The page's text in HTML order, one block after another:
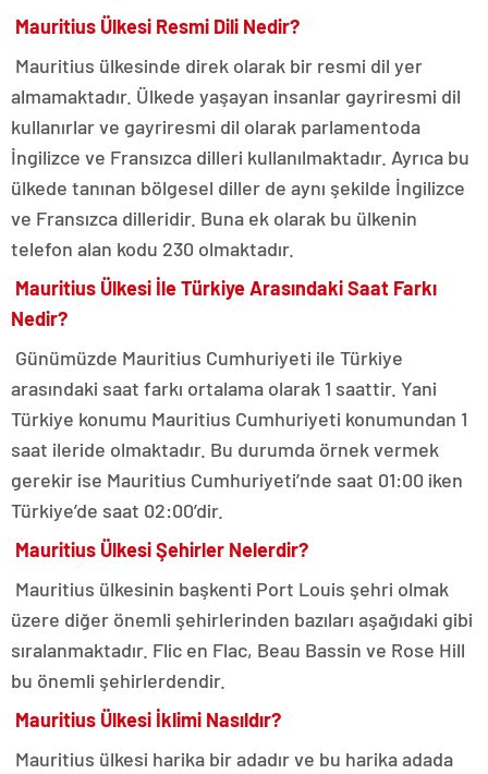
Mauritius Ülkesi Resmi Dili Nedir?
Mauritius ülkesinde direk olarak bir resmi dil yer
almamaktadır. Ülkede yaşayan insanlar gayriresmi dil
kullanırlar ve gayriresmi dil olarak parlamentoda
İngilizce ve Fransızca dilleri kullanılmaktadır. Ayrıca bu
ülkede tanınan bölgesel diller de aynı şekilde İngilizce
ve Fransızca dilleridir. Buna ek olarak bu ülkenin
telefon alan kodu 230 olmaktadır.
Mauritius Ülkesi İle Türkiye Arasındaki Saat Farkı
Nedir?
Günümüzde Mauritius Cumhuriyeti ile Türkiye
arasındaki saat farkı ortalama olarak 1 saattir. Yani
Türkiye konumu Mauritius Cumhuriyeti konumundan 1
saat ileride olmaktadır. Bu durumda örnek vermek
gerekir ise Mauritius Cumhuriyeti’nde saat 01:00 iken
Türkiye’de saat 02:00’dir.
Mauritius Ülkesi Şehirler Nelerdir?
Mauritius ülkesinin başkenti Port Louis şehri olmak
üzere diğer önemli şehirlerinden bazıları aşağıdaki gibi
sıralanmaktadır. Flic en Flac, Beau Bassin ve Rose Hill
bu önemli şehirlerdendir.
Mauritius Ülkesi İklimi Nasıldır?
Mauritius ülkesi harika bir adadır ve bu harika adada